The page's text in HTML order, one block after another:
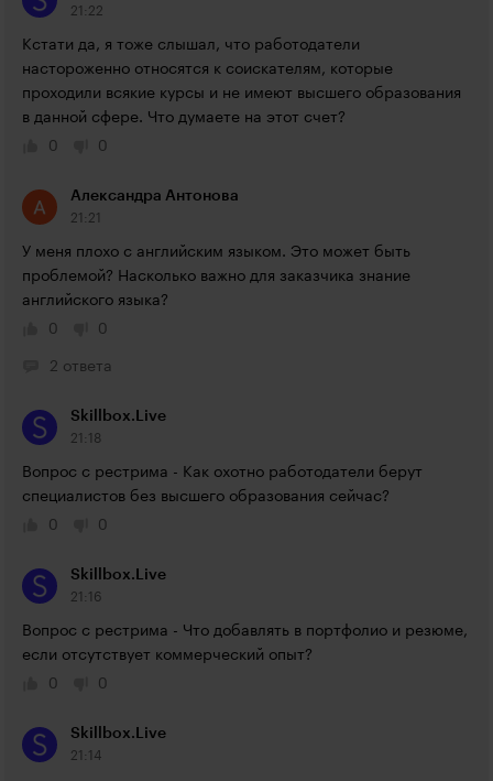
21:22
Кстати да, я тоже слышал, что работодатели
настороженно относятся к соискателям, которые
проходили всякие курсы и не имеют высшего образования
в данной сфере. Что думаете на этот счет?
0
0
Александра Антонова
21:21
У меня плохо с английским языком. Это может быть
проблемой? Насколько важно для заказчика знание
английского языка?
0
0
2 ответа
Skillbox.Live
21:18
Вопрос с рестрима - Как охотно работодатели берут
специалистов без высшего образования сейчас?
0
0
Skillbox.Live
21:16
Вопрос с рестрима - Что добавлять в портфолио и резюме,
если отсутствует коммерческий опыт?
0
0
Skillbox.Live
21:14